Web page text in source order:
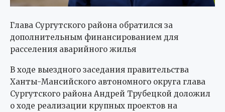
Глава Сургутского района обратился за
дополнительным финансированием для
расселения аварийного жилья
В ходе выездного заседания правительства
Ханты-Мансийского автономного округа глава
Сургутского района Андрей Трубецкой доложил
о ходе реализации крупных проектов на